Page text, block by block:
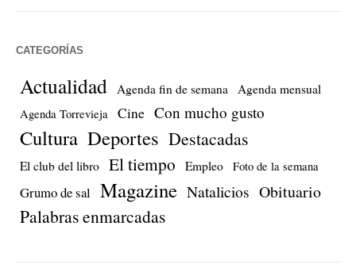
CATEGORÍAS
Actualidad Agenda fin de semana Agenda mensual
Agenda Torrevieja Cine Con mucho gusto
Cultura Deportes Destacadas
El club del libro El tiempo Empleo Foto de la semana
Grumo de sal Magazine Natalicios Obituario
Palabras enmarcadas